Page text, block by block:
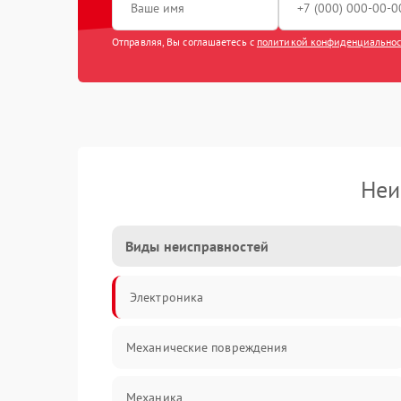
Отправляя, Вы соглашаетесь с политикой
Виды неисправностей
Электроника
Механические повреждения
Механика